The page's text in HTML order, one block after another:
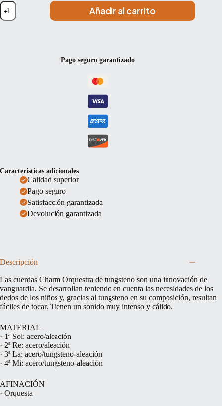
Set
de
cuerdas
Añadir al carrito
Pago seguro garantizado
Características adicionales
Calidad superior
Pago seguro
Satisfacción garantizada
Devolución garantizada
Descripción
Las cuerdas Charm Orquestra de tungsteno son una innovación de
vanguardia. Se desarrollan teniendo en cuenta las necesidades de los
dedos de los niños y, gracias al tungsteno en su composición, resultan
fáciles de tocar. Tienen un sonido muy intenso y cálido.
MATERIAL
· 1ª Sol: acero/aleación
· 2ª Re: acero/aleación
· 3ª La: acero/tungsteno-aleación
· 4ª Mi: acero/tungsteno-aleación
AFINACIÓN
· Orquesta